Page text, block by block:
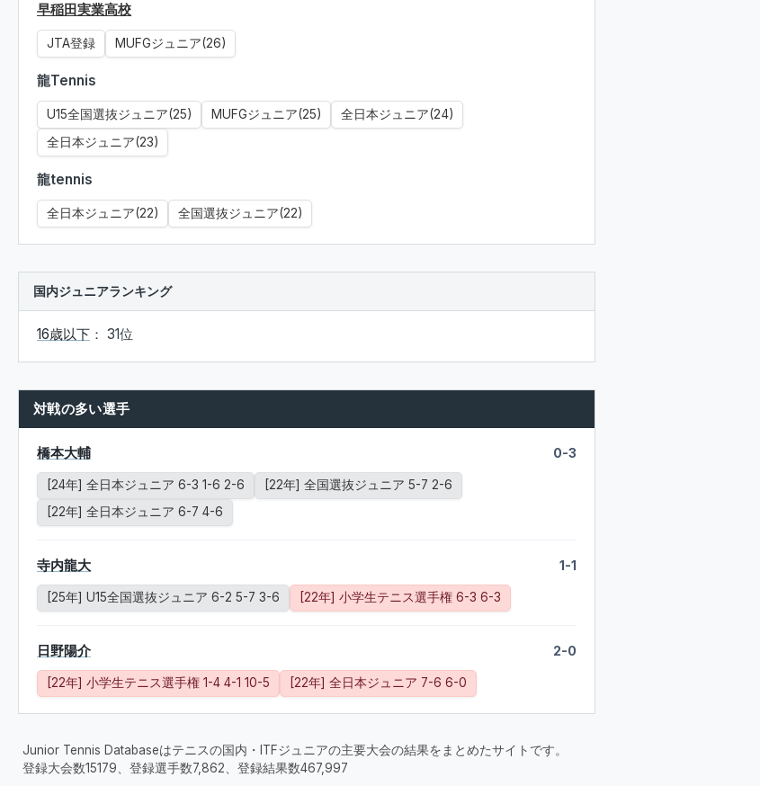
早稲田実業高校
JTA登録 MUFGジュニア(26)
龍Tennis
U15全国選抜ジュニア(25) MUFGジュニア(25)
全日本ジュニア(24)
全日本ジュニア(23)
龍tennis
全日本ジュニア(22) 全国選抜ジュニア(22)
国内ジュニアランキング
16歳以下 ： 31位
対戦の多い選手
橋本大輔 0-3
[24年] 全日本ジュニア 6-3 1-6 2-6
[22年] 全国選抜ジュニア 5-7 2-6
[22年] 全日本ジュニア 6-7 4-6
寺内龍大 1-1
[25年] U15全国選抜ジュニア 6-2 5-7 3-6 [22年] 小学生テニス選手権 6-3 6-3
日野陽介 2-0
[22年] 小学生テニス選手権 1-4 4-1 10-5 [22年] 全日本ジュニア 7-6 6-0
Junior Tennis Databaseはテニスの国内・ITFジュニアの主要大会の結果をまとめたサイトです。
登録大会数15179、登録選手数7,862、登録結果数467,997